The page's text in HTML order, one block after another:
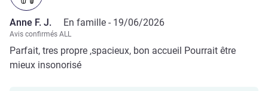
Anne F. J. En famille - 19/06/2026
Avis confirmés ALL
Parfait, tres propre ,spacieux, bon accueil Pourrait être
mieux insonorisé